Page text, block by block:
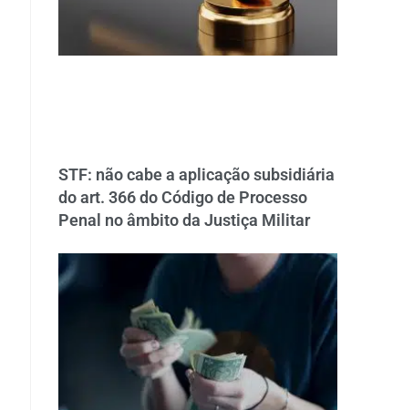
STF: não cabe a aplicação subsidiária
do art. 366 do Código de Processo
Penal no âmbito da Justiça Militar